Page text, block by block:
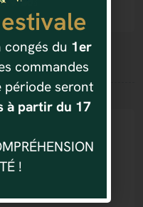
aussi
LOVEBIRDS
€
du 1er
commandes
période seront
à partir du 17
!